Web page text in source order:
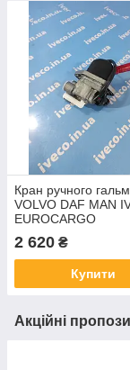
Кран ручного
VOLVO DAF MAN
EUROCARGO
EUROTRAKKER
41211127
95AAX
2 620 ₴
Купити
Акційні